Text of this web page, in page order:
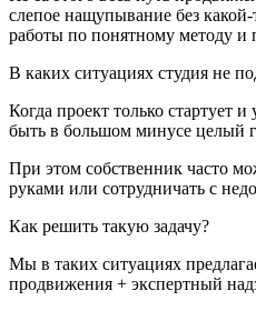
слепое нащупывание без
работы по понятному методу и
В каких ситуациях студия не
Когда проект только стартует
быть в большом минусе целый
При этом собственник часто
руками или сотрудничать с
Как решить такую задачу?
Мы в таких ситуациях
продвижения + экспертный